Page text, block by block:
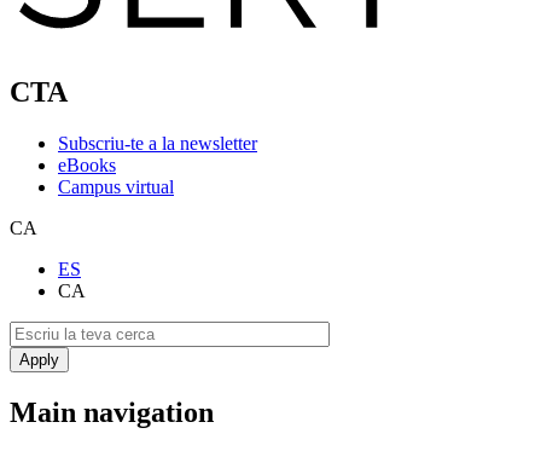
CTA
Subscriu-te a la newsletter
eBooks
Campus virtual
CA
ES
CA
Main navigation